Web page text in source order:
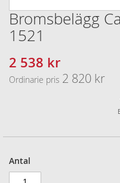
Bromsbelägg
1521
Ordinarie pris 2 820 kr
Specialpris
2 538 kr
Antal
Hoppa
till
början
bildgalleriet